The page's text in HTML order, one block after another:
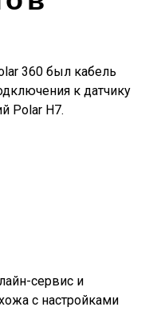
360 был кабель
к датчику
Polar H7.
сервис и
с настройками